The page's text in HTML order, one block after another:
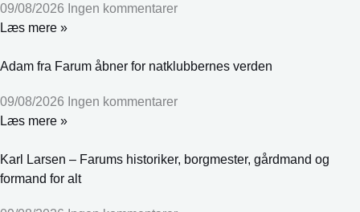
09/08/2026 Ingen kommentarer
Læs mere »
Adam fra Farum åbner for natklubbernes verden
09/08/2026 Ingen kommentarer
Læs mere »
Karl Larsen – Farums historiker, borgmester, gårdmand og
formand for alt